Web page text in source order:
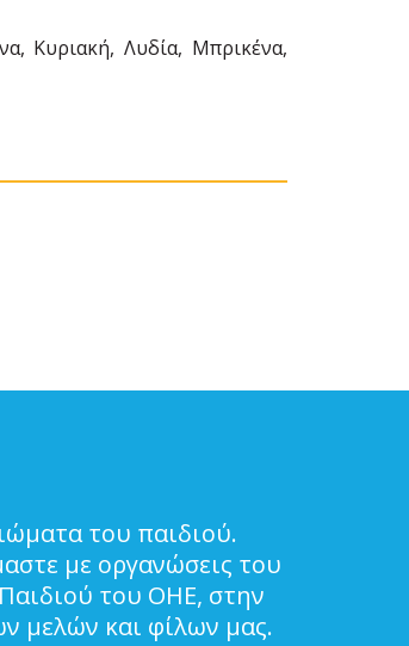
Κυριακή, Λυδία, Μπρικένα,
του παιδιού.
με οργανώσεις του
του ΟΗΕ, στην
μελών και φίλων μας.